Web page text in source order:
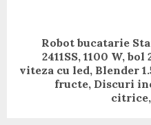
Next
Robot bucatarie
2411SS, 1100 W,
viteza cu led, Blender
fructe, Discuri